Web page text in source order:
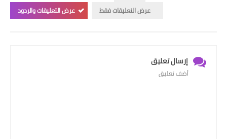
عرض التعليقات فقط
عرض التعليقات والردود
إرسال تعليق
أضف تعليق